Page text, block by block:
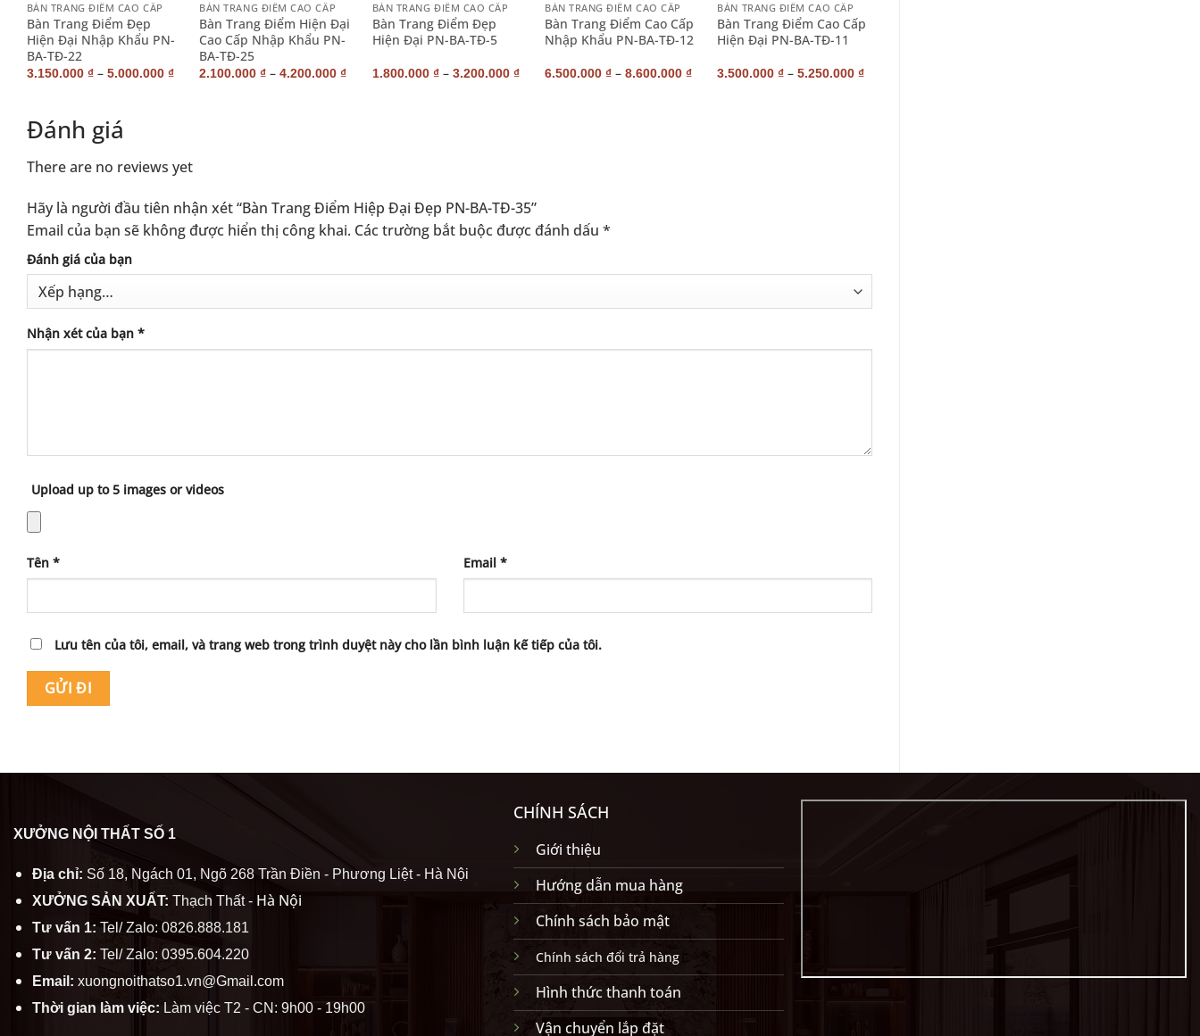
BÀN TRANG ĐIỂM CAO CẤP
Bàn Trang Điểm Đẹp
Hiện Đại Nhập Khẩu PN-
BA-TĐ-22
3.150.000 ₫– 5.000.000 ₫
BÀN TRANG ĐIỂM CAO CẤP
Bàn Trang Điểm Hiện Đại
Cao Cấp Nhập Khẩu PN-
BA-TĐ-25
2.100.000₫ –4.200.000₫
BÀN TRANG ĐIỂM CAO CẤP
Bàn Trang Điểm Đẹp
Hiện Đại PN-BA-TĐ-5
1.800.000 ₫– 3.200.000 ₫
BÀN TRANG ĐIỂM CAO CẤP
Bàn Trang Điểm Cao Cấp
Nhập Khẩu PN-BA-TĐ-12
6.500.000 ₫– 8.600.000 ₫
BÀN TRANG ĐIỂM CAO CẤP
Bàn Trang Điểm Cao Cấp
Hiện Đại PN-BA-TĐ-11
3.500.000₫ –5.250.000₫
Đánh giá
There are no reviews yet
Hãy là người đầu tiên nhận xét “Bàn Trang Điểm Hiệp Đại Đẹp PN-BA-TĐ-35”
Email của bạn sẽ không được hiển thị công khai. Các trường bắt buộc được đánh dấu *
Đánh giá của bạn
Nhận xét của bạn *
Upload up to 5 images or videos
Tên * Email *
Lưu tên của tôi, email, và trang web trong trình duyệt này cho lần bình luận kế tiếp của tôi.
Alternative:
XƯỞNG NỘI THẤT SỐ 1
Địa chỉ: Số 18, Ngách 01, Ngõ 268 Trần Điền - Phương Liệt - Hà Nội
XƯỞNG SẢN XUẤT: Thạch Thất -Hà Nội
Tư vấn 1: Tel/ Zalo: 0826.888.181
Tư vấn 2: Tel/ Zalo: 0395.604.220
Email: xuongnoithatso1.vn@Gmail.com
Thời gian làm việc: Làm việc T2 - CN: 9h00 - 19h00
CHÍNH SÁCH
Giới thiệu
Hướng dẫn mua hàng
Chính sách bảo mật
Chính sách đổi trả hàng
Hình thức thanh toán
Vận chuyển lắp đặt